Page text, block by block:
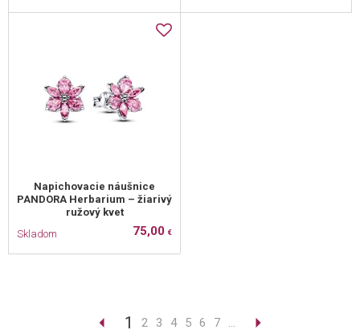
Napichovacie náušnice
PANDORA Herbarium – žiarivý
ružový kvet
Skladom
75,00 €
1 2 3 4 5 6 7 ...